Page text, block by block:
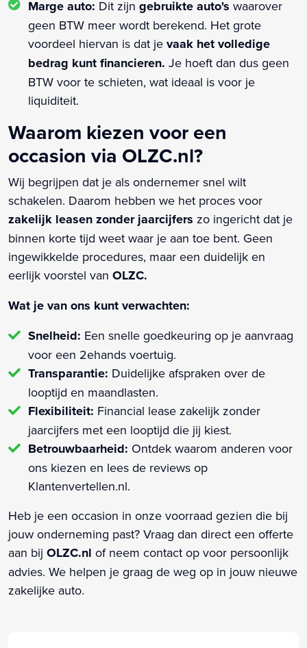
Marge auto: Dit zijn gebruikte auto's waarover
geen BTW meer wordt berekend. Het grote
voordeel hiervan is dat je vaak het volledige
bedrag kunt financieren. Je hoeft dan dus geen
BTW voor te schieten, wat ideaal is voor je
liquiditeit.
Waarom kiezen voor een
occasion via OLZC.nl?
Wij begrijpen dat je als ondernemer snel wilt
schakelen. Daarom hebben we het proces voor
zakelijk leasen zonder jaarcijfers zo ingericht dat je
binnen korte tijd weet waar je aan toe bent. Geen
ingewikkelde procedures, maar een duidelijk en
eerlijk voorstel van OLZC.
Wat je van ons kunt verwachten:
Snelheid: Een snelle goedkeuring op je aanvraag
voor een 2ehands voertuig.
Transparantie: Duidelijke afspraken over de
looptijd en maandlasten.
Flexibiliteit: Financial lease zakelijk zonder
jaarcijfers met een looptijd die jij kiest.
Betrouwbaarheid: Ontdek waarom anderen voor
ons kiezen en lees de reviews op
Klantenvertellen.nl.
Heb je een occasion in onze voorraad gezien die bij
jouw onderneming past? Vraag dan direct een offerte
aan bij OLZC.nl of neem contact op voor persoonlijk
advies. We helpen je graag de weg op in jouw nieuwe
zakelijke auto.